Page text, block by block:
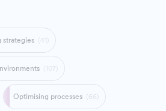
strategies
Optimising processes